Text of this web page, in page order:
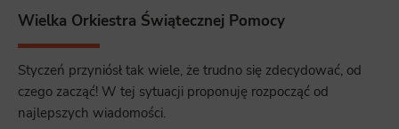
Wielka Orkiestra Świątecznej Pomocy
Styczeń przyniósł tak wiele, że trudno się zdecydować, od
czego zacząć! W tej sytuacji proponuję rozpocząć od
najlepszych wiadomości.